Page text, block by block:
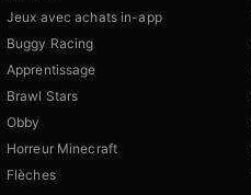
Jeux avec achats in-app
Buggy Racing
Apprentissage
Brawl Stars
Obby
Horreur Minecraft
Flèches